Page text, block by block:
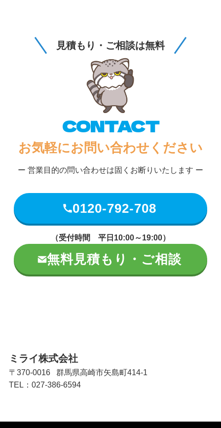
見積もり・ご相談は無料
CONTACT
お気軽にお問い合わせください
ー 営業目的の問い合わせは固くお断りいたします ー
0120-792-708
（受付時間 平日10:00～19:00）
無料見積もり・ご相談
ミライ株式会社
〒370-0016 群馬県高崎市矢島町414-1
TEL：027-386-6594